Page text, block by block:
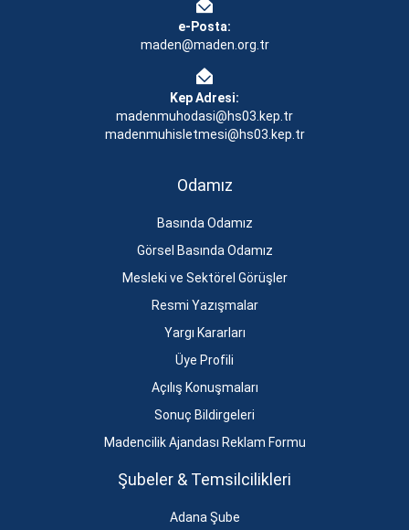
e-Posta:
maden@maden.org.tr
Kep Adresi:
madenmuhodasi@hs03.kep.tr
madenmuhisletmesi@hs03.kep.tr
Odamız
Basında Odamız
Görsel Basında Odamız
Mesleki ve Sektörel Görüşler
Resmi Yazışmalar
Yargı Kararları
Üye Profili
Açılış Konuşmaları
Sonuç Bildirgeleri
Madencilik Ajandası Reklam Formu
Şubeler & Temsilcilikleri
Adana Şube